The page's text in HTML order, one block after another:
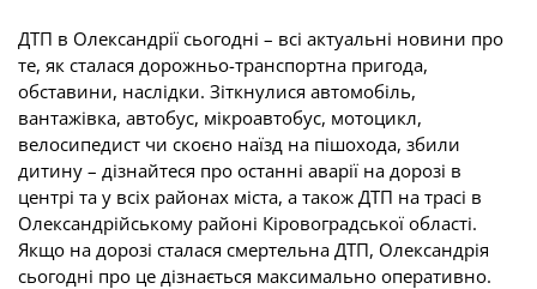
ДТП в Олександрії сьогодні – всі актуальні новини про
те, як сталася дорожньо-транспортна пригода,
обставини, наслідки. Зіткнулися автомобіль,
вантажівка, автобус, мікроавтобус, мотоцикл,
велосипедист чи скоєно наїзд на пішохода, збили
дитину – дізнайтеся про останні аварії на дорозі в
центрі та у всіх районах міста, а також ДТП на трасі в
Олександрійському районі Кіровоградської області.
Якщо на дорозі сталася смертельна ДТП, Олександрія
сьогодні про це дізнається максимально оперативно.